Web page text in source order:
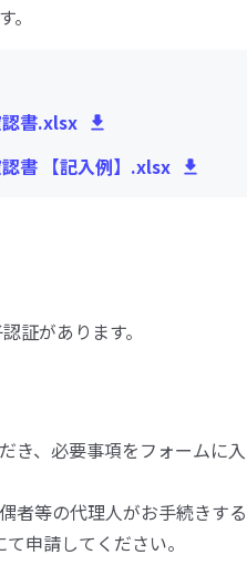
認書.xlsx
書 【記入例】.xlsx
証があります。
き、必要事項をフォームに
等の代理人がお手続きする
申請してください。